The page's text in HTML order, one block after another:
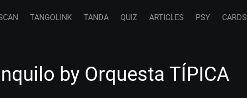
TANGOLINK TANDA QUIZ ARTICLES PSY CARDS
by Orquesta TÍPICA